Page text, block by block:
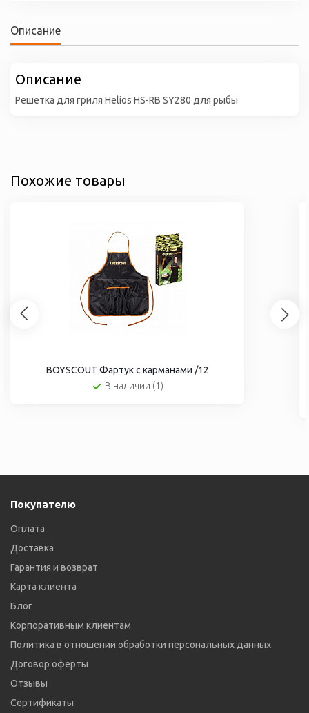
Описание
Описание
Решетка для гриля Helios HS-RB SY280 для рыбы
Похожие товары
BOYSCOUT Фартук с карманами /12
В наличии (1)
Покупателю
Оплата
Доставка
Гарантия и возврат
Карта клиента
Блог
Корпоративным клиентам
Политика в отношении обработки персональных данных
Договор оферты
Отзывы
Сертификаты